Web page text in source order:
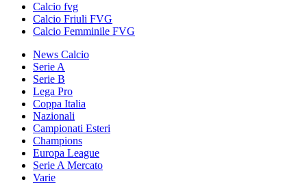
Calcio fvg
Calcio Friuli FVG
Calcio Femminile FVG
News Calcio
Serie A
Serie B
Lega Pro
Coppa Italia
Nazionali
Campionati Esteri
Champions
Europa League
Serie A Mercato
Varie